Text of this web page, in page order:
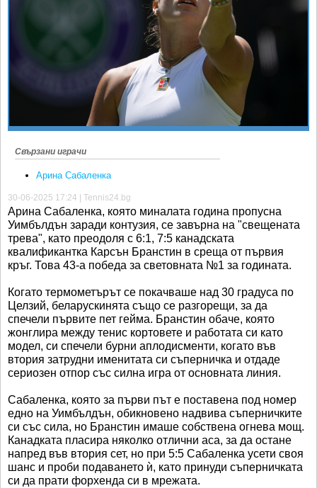
РАКЕТНИ
Свързани играчи
Арина Сабаленка
30-06-2025 17:24 | Tennis24.bg
Арина Сабаленка, която миналата година пропусна
Уимбълдън заради контузия, се завърна на "свещената
трева", като преодоля с 6:1, 7:5 канадската
квалификантка Карсън Бранстин в среща от първия
кръг. Това 43-а победа за световната №1 за годината.
Когато термометърът се покачваше над 30 градуса по
Целзий, беларускинята също се разгорещи, за да
спечели първите пет гейма. Бранстин обаче, която
жонглира между тенис кортовете и работата си като
модел, си спечели бурни аплодисменти, когато във
втория затрудни именитата си съперничка и отдаде
сериозен отпор със силна игра от основната линия.
Сабаленка, която за първи път е поставена под номер
едно на Уимбълдън, обикновено надвива съперничките
си със сила, но Бранстин имаше собствена огнева мощ.
Канадката пласира няколко отлични аса, за да остане
напред във втория сет, но при 5:5 Сабаленка усети своя
шанс и проби подаването ѝ, като принуди съперничката
си да прати форхенда си в мрежата.